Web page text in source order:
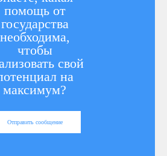
помощь от
государства
необходима,
чтобы
свой
на
максимум?
Отправить сообщение